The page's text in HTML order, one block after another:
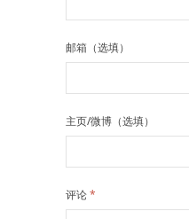
邮箱（选填）
主页/微博（选填）
评论*